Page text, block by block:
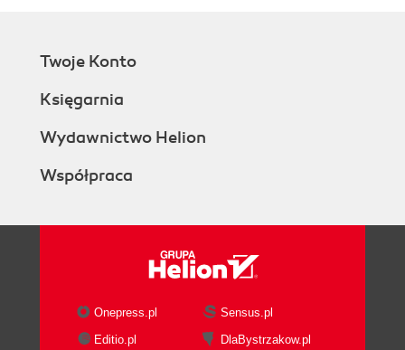
Twoje Konto
Księgarnia
Wydawnictwo Helion
Współpraca
Onepress.pl
Sensus.pl
Editio.pl
DlaBystrzakow.pl